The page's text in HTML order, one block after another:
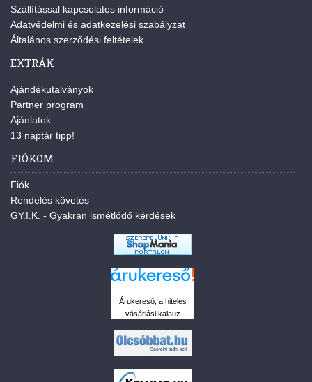
Szállítással kapcsolatos információ
Adatvédelmi és adatkezelési szabályzat
Általános szerződési feltételek
EXTRÁK
Ajándékutalványok
Partner program
Ajánlatok
13 naptár tipp!
FIÓKOM
Fiók
Rendelés követés
GY.I.K. - Gyakran ismétlődő kérdések
Árukereső, a hiteles
vásárlási kalauz